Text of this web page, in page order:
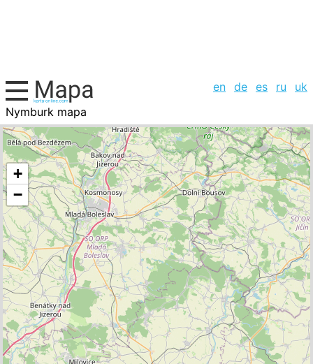
en de es ru
uk
Nymburk mapa
, la lista de ciudades
+
−